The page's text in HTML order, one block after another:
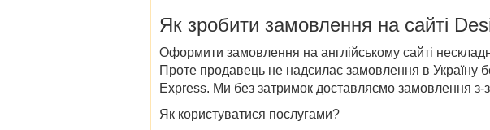
Як зробити замовлення насайті
Оформити замовлення на англійському сайті
Проте продавець не надсилає замовлення в Україну
Express. Ми без затримок доставляємо замовлення з-
Як користуватися послугами?